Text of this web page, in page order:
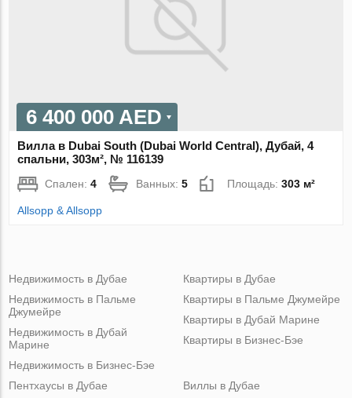
6 400 000 AED
Вилла в Dubai South (Dubai World Central), Дубай, 4
спальни, 303м², № 116139
Спален:4 Ванных:5 Площадь:303 м²
Allsopp & Allsopp
Недвижимость в Дубае
Недвижимость в Пальме
Джумейре
Недвижимость в Дубай
Марине
Недвижимость в Бизнес-Бэе
Квартиры в Дубае
Квартиры в Пальме Джумейре
Квартиры в Дубай Марине
Квартиры в Бизнес-Бэе
Пентхаусы в Дубае
Виллы в Дубае